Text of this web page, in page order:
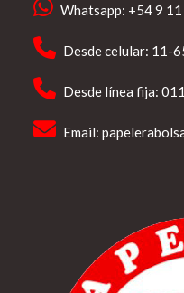
Whatsapp: +54 9
Desde celular: 11-
Desde línea fija:
Email: